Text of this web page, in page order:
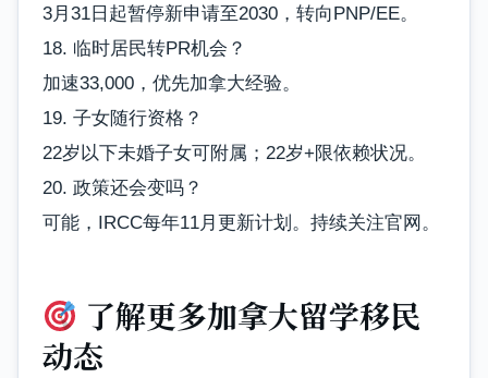
3月31日起暂停新申请至2030，转向PNP/EE。
18. 临时居民转PR机会？
加速33,000，优先加拿大经验。
19. 子女随行资格？
22岁以下未婚子女可附属；22岁+限依赖状况。
20. 政策还会变吗？
可能，IRCC每年11月更新计划。持续关注官网。
了解更多加拿大留学移民
动态